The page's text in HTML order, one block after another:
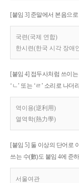
[붙임 3] 준말에서 본음으
국련(국제 연합)
한시련(한국 시각 장애
[붙임 4] 접두사처럼 쓰이
‘ㄴ’ 또는 ‘ㄹ’ 소리로 나
역이용(逆利用)
열역학(熱力學)
[붙임 5] 둘 이상의 단어로
쓰는 수(數)도 붙임 4에 준
서울여관